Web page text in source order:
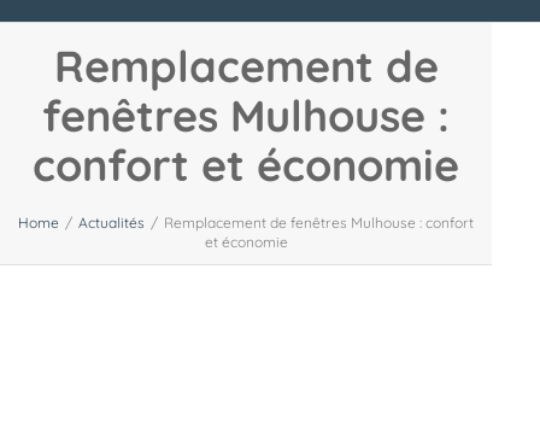
Remplacement de
fenêtres Mulhouse :
confort et économie
Home / Actualités / Remplacement de fenêtres Mulhouse : confort
et économie